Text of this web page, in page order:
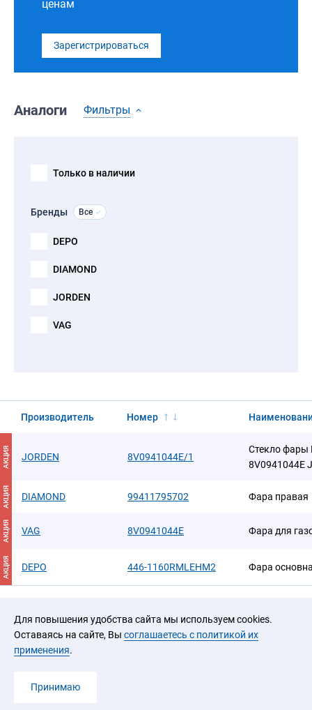
Для повышения удобства сайта мы используем cookies.
Оставаясь на сайте, Вы соглашаетесь с политикой их
применения.
Принимаю
ценам
Зарегистрироваться
Аналоги Фильтры
Только в наличии
Бренды Все
DEPO
DIAMOND
JORDEN
VAG
Производитель Номер
АКЦИЯ JORDEN 8V0941044E/1
Стекло фары
8V0941044E
АКЦИЯ DIAMOND 99411795702 Фара правая
АКЦИЯ VAG 8V0941044E Фара для
АКЦИЯ DEPO 446-1160RMLEHM2 Фара